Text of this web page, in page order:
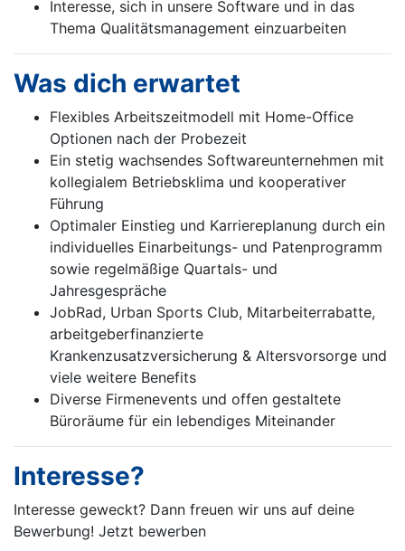
Interesse, sich in unsere Software und in das
Thema Qualitätsmanagement einzuarbeiten
Was dich erwartet
Flexibles Arbeitszeitmodell mit Home-Office
Optionen nach der Probezeit
Ein stetig wachsendes Softwareunternehmen mit
kollegialem Betriebsklima und kooperativer
Führung
Optimaler Einstieg und Karriereplanung durch ein
individuelles Einarbeitungs- und Patenprogramm
sowie regelmäßige Quartals- und
Jahresgespräche
JobRad, Urban Sports Club, Mitarbeiterrabatte,
arbeitgeberfinanzierte
Krankenzusatzversicherung & Altersvorsorge und
viele weitere Benefits
Diverse Firmenevents und offen gestaltete
Büroräume für ein lebendiges Miteinander
Interesse?
Interesse geweckt? Dann freuen wir uns auf deine
Bewerbung! Jetzt bewerben